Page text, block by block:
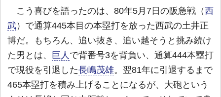
こう喜びを語ったのは、80年5月7日の阪急戦（西
武）で通算445本目の本塁打を放った西武の土井正
博だ。もちろん、追い抜き、追い越そうと挑み続け
た男とは、 巨人 で背番号3を背負い、通算444本塁打
で現役を引退した長嶋茂雄。翌81年に引退するまで
465本塁打を積み上げることになるが、大砲という